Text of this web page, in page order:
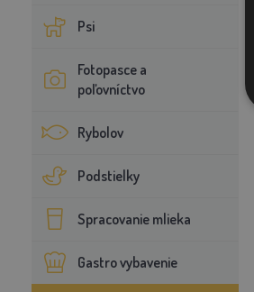
Psi
Fotopasce a
poľovníctvo
Rybolov
Podstielky
Spracovanie mlieka
Gastro vybavenie